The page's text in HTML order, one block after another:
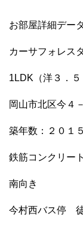
o
k
お部屋詳細デー
カーサフォレス
1LDK（洋３．
岡山市北区今４
築年数：２０１
鉄筋コンクリー
南向き
今村西バス停